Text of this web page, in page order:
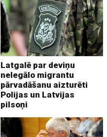
Latgalē par deviņu
nelegālo migrantu
pārvadāšanu aizturēti
Polijas un Latvijas
pilsoņi